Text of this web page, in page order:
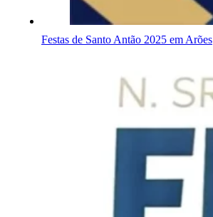
Festas de Santo Antão 2025 em Arões